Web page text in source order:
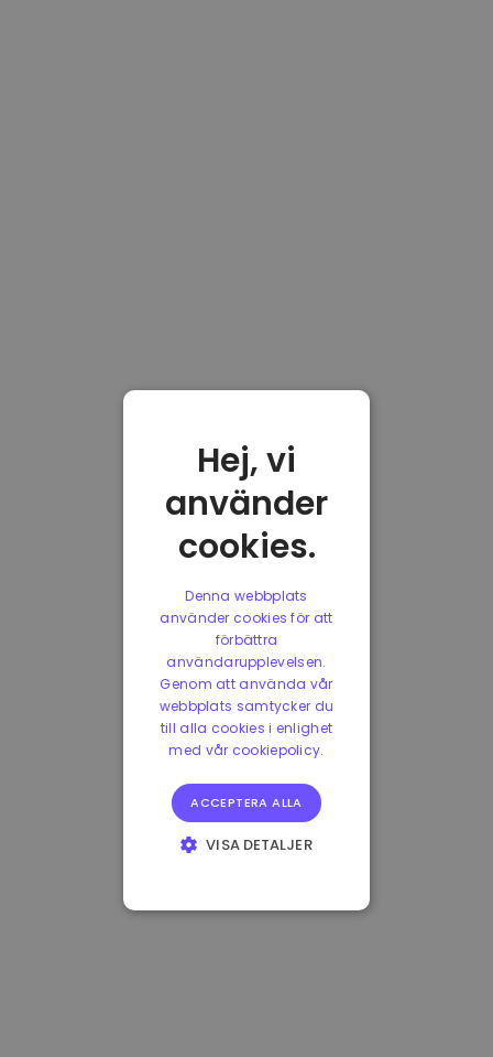
Hej, vi
använder
cookies.
Denna webbplats
använder cookies för att
förbättra
användarupplevelsen.
Genom att använda vår
webbplats samtycker du
till alla cookies i enlighet
med vår cookiepolicy.
ACCEPTERA ALLA
VISA DETALJER